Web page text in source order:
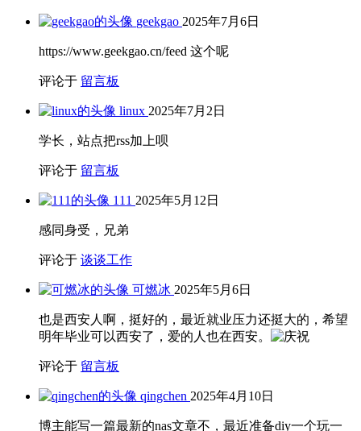
geekgao 2025年7月6日
https://www.geekgao.cn/feed 这个呢
评论于 留言板
linux 2025年7月2日
学长，站点把rss加上呗
评论于 留言板
111 2025年5月12日
感同身受，兄弟
评论于 谈谈工作
可燃冰 2025年5月6日
也是西安人啊，挺好的，最近就业压力还挺大的，希望
明年毕业可以西安了，爱的人也在西安。
评论于 留言板
qingchen 2025年4月10日
博主能写一篇最新的nas文章不，最近准备diy一个玩一